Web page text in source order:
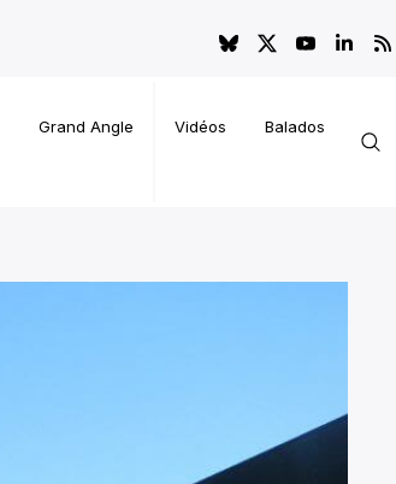
Grand Angle Vidéos Balados